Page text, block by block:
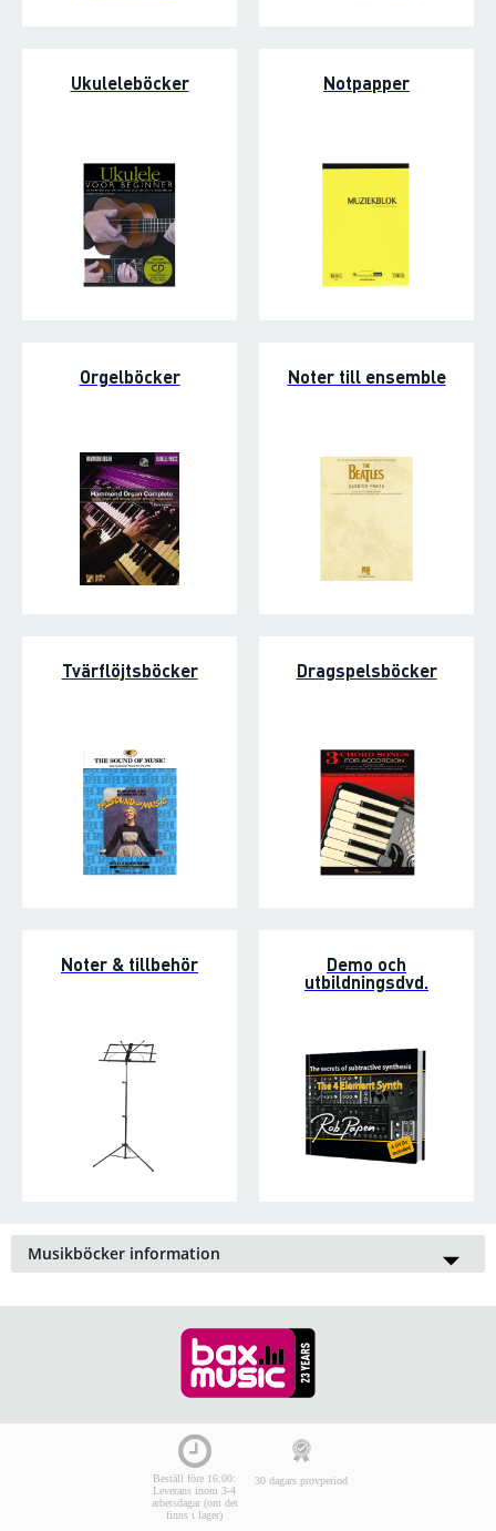
Ukuleleböcker Notpapper
Orgelböcker Noter till ensemble
Tvärflöjtsböcker Dragspelsböcker
Noter & tillbehör Demo och
utbildningsdvd.
Musikböcker information
alltid roligt. Vill du lära dig läsa noter, så har vi många bra
musikinstrument
. Tänk läroböcker till trumpet,
keyboard, fiol, munspel och till och med
cajón och ukelele. Många gånger blir speltekniken ordentligt
förklarad. Är du bra på noter, så kan du välja klassiska
Beställ före 16:00:
Leverans inom 3-4
arbetsdagar (om det
finns i lager)
30 dagars provperiod